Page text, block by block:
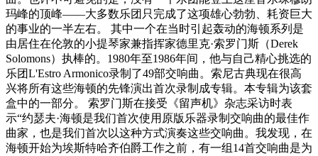
玛峰的顶峰——大多数乐团只完成了这项雄心勃勃、耗资巨大
的事业的一半左右。 其中一个在当时引起轰动的海顿系列是
由居住在伦敦的小提琴家兼指挥家德里克·索罗门斯（Derek
Solomons）执棒的。1980年至1986年间，他与自己精心挑选的
乐团L'Estro Armonico录制了49部交响曲。索尼古典现在很高
兴将所有这些海顿的先锋演出首次录制成专辑。本专辑为该套
盒中的一部分。 索罗门斯在接受《留声机》杂志采访时表
示“约瑟夫·海顿是我们首次使用原版乐器录制交响曲的最佳作
曲家，也是我们首次以这种方式演奏这些交响曲。我发现，在
海顿开始为埃斯特哈齐伯爵工作之前，有一组14首交响曲是为